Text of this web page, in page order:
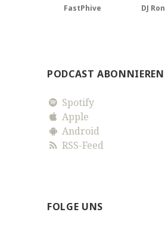
FastPhive DJ Ron
PODCAST ABONNIEREN
Spotify
Apple
Android
RSS-Feed
FOLGE UNS